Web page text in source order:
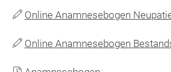
 Online Anamnesebogen
 Online Anamnesebogen